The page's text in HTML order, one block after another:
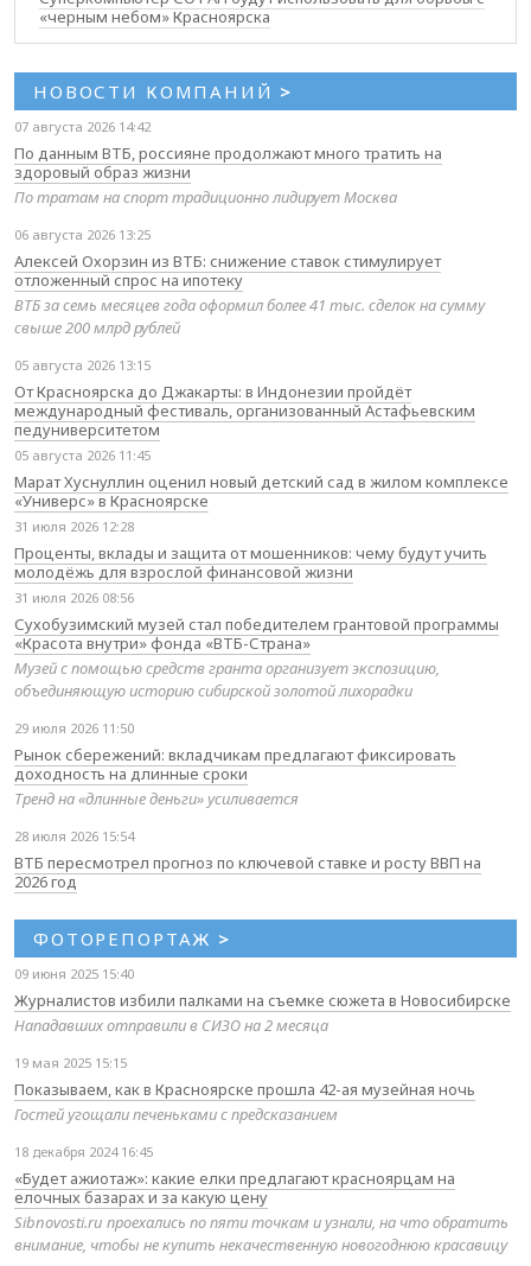
«черным небом» Красноярска
НОВОСТИ КОМПАНИЙ >
07 августа 2026 14:42
По данным ВТБ, россияне продолжают много тратить на
здоровый образ жизни
По тратам на спорт традиционно лидирует Москва
06 августа 2026 13:25
Алексей Охорзин из ВТБ: снижение ставок стимулирует
отложенный спрос на ипотеку
ВТБ за семь месяцев года оформил более 41 тыс. сделок на сумму
свыше 200 млрд рублей
05 августа 2026 13:15
От Красноярска до Джакарты: в Индонезии пройдёт
международный фестиваль, организованный Астафьевским
педуниверситетом
05 августа 2026 11:45
Марат Хуснуллин оценил новый детский сад в жилом комплексе
«Универс» в Красноярске
31 июля 2026 12:28
Проценты, вклады и защита от мошенников: чему будут учить
молодёжь для взрослой финансовой жизни
31 июля 2026 08:56
Сухобузимский музей стал победителем грантовой программы
«Красота внутри» фонда «ВТБ-Страна»
Музей с помощью средств гранта организует экспозицию,
объединяющую историю сибирской золотой лихорадки
29 июля 2026 11:50
Рынок сбережений: вкладчикам предлагают фиксировать
доходность на длинные сроки
Тренд на «длинные деньги» усиливается
28 июля 2026 15:54
ВТБ пересмотрел прогноз по ключевой ставке и росту ВВП на
2026 год
ФОТОРЕПОРТАЖ >
09 июня 2025 15:40
Журналистов избили палками на съемке сюжета в Новосибирске
Нападавших отправили в СИЗО на 2 месяца
19 мая 2025 15:15
Показываем, как в Красноярске прошла 42-ая музейная ночь
Гостей угощали печеньками с предсказанием
18 декабря 2024 16:45
«Будет ажиотаж»: какие елки предлагают красноярцам на
елочных базарах и за какую цену
Sibnovosti.ru проехались по пяти точкам и узнали, на что обратить
внимание, чтобы не купить некачественную новогоднюю красавицу